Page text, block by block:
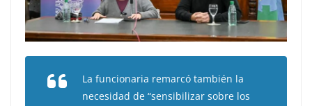
La funcionaria remarcó también la
necesidad de “sensibilizar sobre los